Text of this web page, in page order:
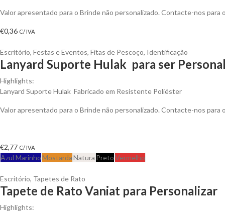
Valor apresentado para o Brinde não personalizado. Contacte-nos
€0,36 C/ IVA
Escritório, Festas e Eventos, Fitas de Pescoço, Identificação
Lanyard Suporte Hulak para ser
Highlights:
Lanyard Suporte Hulak Fabricado em Resistente Poliéster
Valor apresentado para o Brinde não personalizado. Contacte-nos
€2,77 C/ IVA
Azul MarinhoMostardaNatura PretoVermelho
Escritório, Tapetes de Rato
Tapete de Rato Vaniat para Personalizar
Highlights: